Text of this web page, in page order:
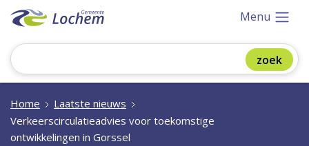
Menu
Home
Laatste nieuws
Verkeerscirculatieadvies voor toekomstige
ontwikkelingen in Gorssel